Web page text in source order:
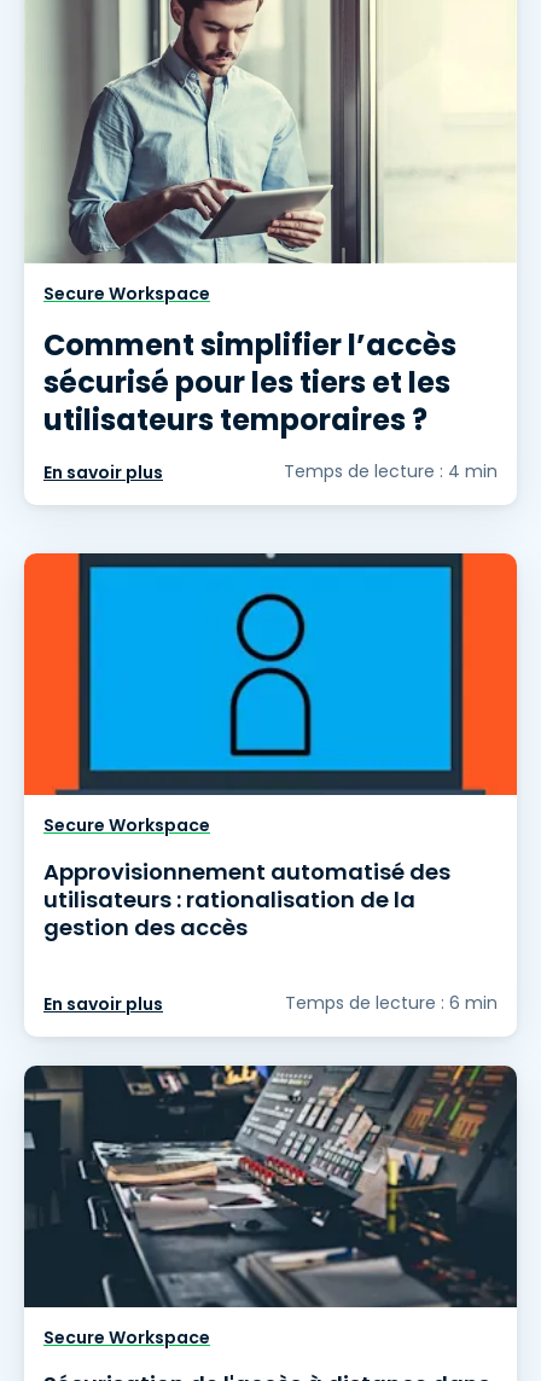
Secure Workspace
Comment simplifier l’accès
sécurisé pour les tiers et les
utilisateurs temporaires ?
En savoir plus Temps de lecture : 4 min
Secure Workspace
Approvisionnement automatisé des
utilisateurs : rationalisation de la
gestion des accès
En savoir plus Temps de lecture : 6 min
Secure Workspace